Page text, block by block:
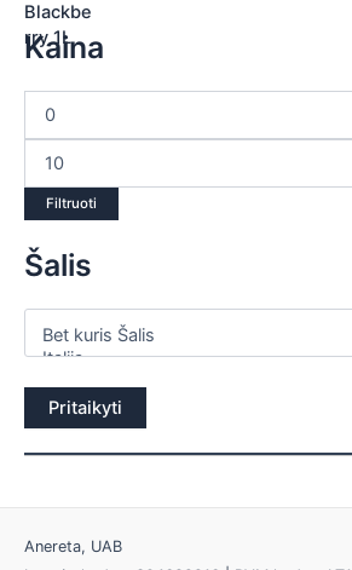
Kaina
Filtruoti
Šalis
Pritaikyti
Anereta, UAB